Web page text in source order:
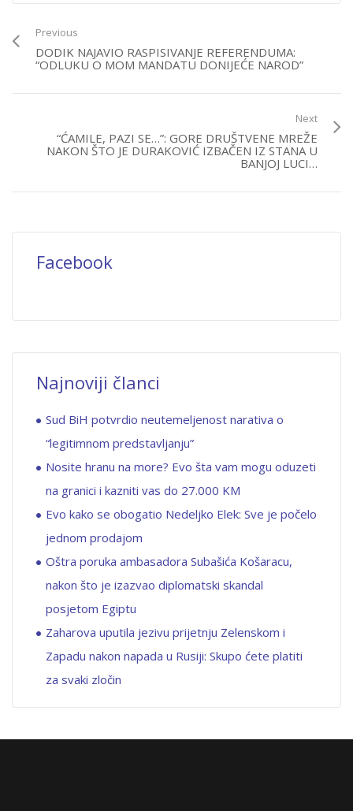
Previous
DODIK NAJAVIO RASPISIVANJE REFERENDUMA:
“ODLUKU O MOM MANDATU DONIJEĆE NAROD”
Next
“ĆAMILE, PAZI SE…”: GORE DRUŠTVENE MREŽE
NAKON ŠTO JE DURAKOVIĆ IZBAČEN IZ STANA U
BANJOJ LUCI…
Facebook
Najnoviji članci
Sud BiH potvrdio neutemeljenost narativa o
“legitimnom predstavljanju”
Nosite hranu na more? Evo šta vam mogu oduzeti
na granici i kazniti vas do 27.000 KM
Evo kako se obogatio Nedeljko Elek: Sve je počelo
jednom prodajom
Oštra poruka ambasadora Subašića Košaracu,
nakon što je izazvao diplomatski skandal
posjetom Egiptu
Zaharova uputila jezivu prijetnju Zelenskom i
Zapadu nakon napada u Rusiji: Skupo ćete platiti
za svaki zločin